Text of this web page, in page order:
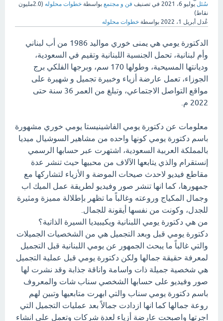
سُئل يوليو 6، 2021 في تصنيف فن و مجتمع بواسطة خطوات محلوله (2.0مليون
نقاط)
عُدل أبريل 1، 2022 بواسطة خطوات محلوله
الدكتورة يومي هي يمنى خوري مواليد 1986 من أب لبناني
وأم لبنانية، تحمل الجنسية اللبنانية وتقيم في السعودية،
وديانتها المسيحية، وطولها 170 سم، وبرجها الفلكي برج
الجوزاء، تعمل عارضة أزياء وخبيرة تجميل و شهيرة على
مواقع التواصل الاجتماعي، وتبلغ من العمر 36 سنة حتى
2022 م.
معلومات عن دكتورة يومي الفاشينيستا يومي خوري مشهورة
باسم دكتورة يومي كونها واحده من مشاهير السوشيال ميديا
بالمملكة العربية السعودية، اشتهرت عبر حسابها الرسمي
إنستقرام والذي يتابعها الآلاف من محبيها حيث تنشر عدة
مقاطع فيديو لاحدث صيحات الموضة و الأزياء لتشاركها مع
جمهورها، كما انها تنشر صور وفيديو لطريقة عمل الميك اب
وجمال المكياج وروعته وغالباً ما تظهر بإطلالة مميزة ومثيرة
للجدل، وكونت من نفسها أيقونة للجمال.
من هي دكتورة يومي اللبنانية ويكيبيديا السيرة الذاتية؟
دكتورة يومي قبل وبعد التجميل هي من الشخصيات الجميلات
والتي غالباً ما يبحث الجمهور عن يومي اللبنانية قبل التجميل
لمعرفة حقيقة جمالها ولكن دكتورة يومي قبل عملية التجميل
هي شخصية جميلة ذات واسامة واناقة جذابة وقد نشرت لها
صور وفيديو على حسابها الشخصي سناب شات والمعروف
باسم دكتورة يومي سناب والتي ابهرت متابعيها وتبين لهم
روعة جمالها كما انها ازدادت جمالاً بعد عمليات التجميل التي
اجرتها واصبحت عارضة أزياء لعدة شركات وتعمل على انشاء